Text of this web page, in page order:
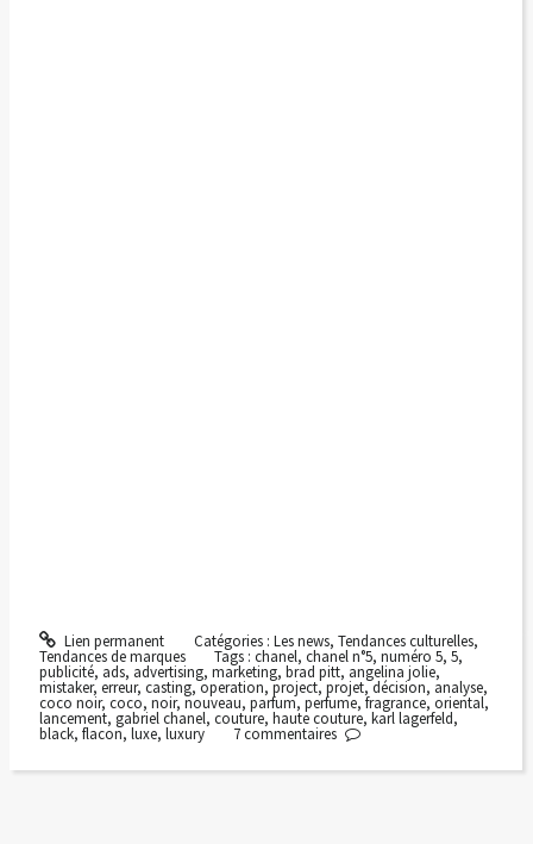
Lien permanent Catégories : Les news, Tendances culturelles,
Tendances de marques Tags :chanel,chanel n°5,numéro 5,5,
publicité, ads, advertising, marketing, brad pitt, angelina jolie,
mistaker, erreur, casting,operation,project, projet,décision, analyse,
coco noir, coco, noir, nouveau, parfum, perfume, fragrance, oriental,
lancement, gabriel chanel, couture, haute couture, karl lagerfeld,
black, flacon, luxe, luxury 7commentaires